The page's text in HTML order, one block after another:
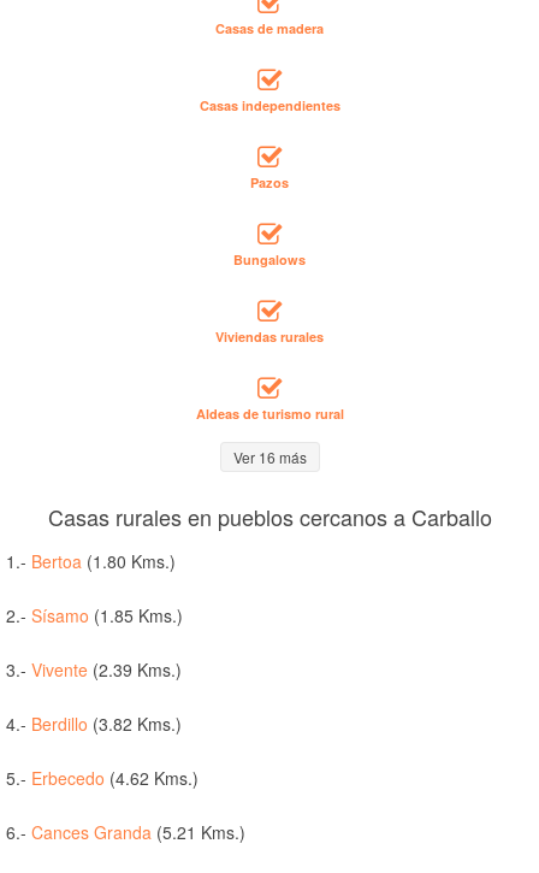
Casas de madera
Casas independientes
Pazos
Bungalows
Viviendas rurales
Aldeas de turismo rural
Ver 16 más
Casas rurales en pueblos cercanos a Carballo
1.- Bertoa (1.80 Kms.)
2.- Sísamo (1.85 Kms.)
3.- Vivente (2.39 Kms.)
4.- Berdillo (3.82 Kms.)
5.- Erbecedo (4.62 Kms.)
6.- Cances Granda (5.21 Kms.)